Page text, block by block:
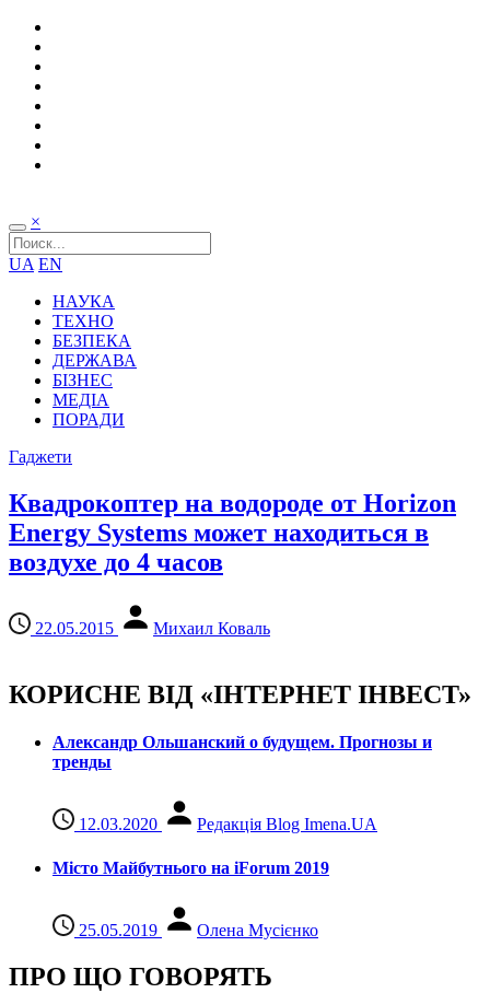
×
UA EN
НАУКА
ТЕХНО
БЕЗПЕКА
ДЕРЖАВА
БІЗНЕС
МЕДІА
ПОРАДИ
Гаджети
Квадрокоптер на водороде от Horizon
Energy Systems может находиться в
воздухе до 4 часов
22.05.2015 Михаил Коваль
КОРИСНЕ ВІД «ІНТЕРНЕТ ІНВЕСТ»
Александр Ольшанский о будущем. Прогнозы и
тренды
12.03.2020 Редакція Blog Imena.UA
Місто Майбутнього на iForum 2019
25.05.2019 Олена Мусієнко
ПРО ЩО ГОВОРЯТЬ